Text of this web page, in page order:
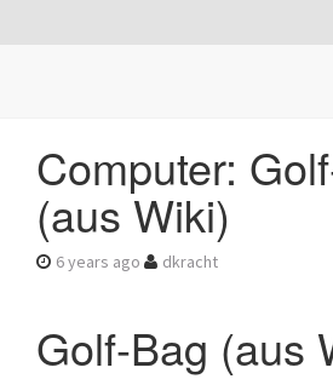
Computer:
(aus Wiki)
6 years ago dkracht
Golf-Bag (aus